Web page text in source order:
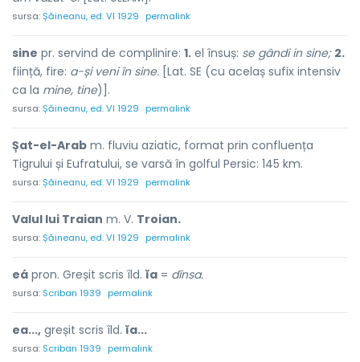
sursa:Șăineanu, ed. VI 1929 permalink
sine pr. servind de complinire: 1. el însuș: se gândi in sine; 2.
ființă, fire: a-și veni în sine. [Lat. SE (cu acelaș sufix intensiv
ca la mine, tine)].
sursa:Șăineanu, ed. VI 1929 permalink
Șat-el-Arab m. fluviu aziatic, format prin confluența
Tigrului și Eufratului, se varsă în golful Persic: 145 km.
sursa:Șăineanu, ed. VI 1929 permalink
Valul lui Traian m. V. Troian.
sursa:Șăineanu, ed. VI 1929 permalink
eá pron. Greșit scris îld. ĭa = dînsa.
sursa: Scriban 1939 permalink
ea..., greșit scris îld. ĭa...
sursa: Scriban 1939 permalink